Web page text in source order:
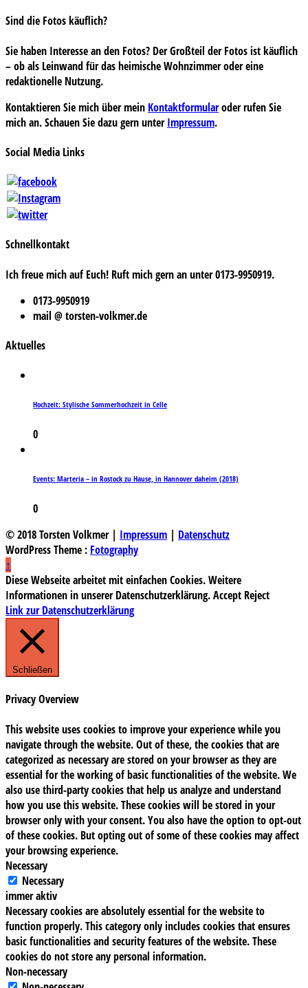
Sind die Fotos käuflich?
Sie haben Interesse an den Fotos? Der Großteil der Fotos ist käuflich
– ob als Leinwand für das heimische Wohnzimmer oder eine
redaktionelle Nutzung.
Kontaktieren Sie mich über mein Kontaktformularoder rufen Sie
mich an. Schauen Sie dazu gern unterImpressum.
Social Media Links
Schnellkontakt
Ich freue mich auf Euch! Ruft mich gern an unter 0173-9950919.
0173-9950919
mail @ torsten-volkmer.de
Aktuelles
Hochzeit: Stylische Sommerhochzeit in Celle
0
Events: Marteria – in Rostock zu Hause, in Hannover daheim (2018)
0
© 2018 Torsten Volkmer | Impressum | Datenschutz
WordPress Theme : Fotography
↑
Diese Webseite arbeitet mit einfachen Cookies. Weitere
Informationen in unserer Datenschutzerklärung.Accept Reject
Link zur Datenschutzerklärung
Schließen
Privacy Overview
This website uses cookies to improve your experience while you
navigate through the website. Out of these, the cookies that are
categorized as necessary are stored on your browser as they are
essential for the working of basic functionalities of the website. We
also use third-party cookies that help us analyze and understand
how you use this website. These cookies will be stored in your
browser only with your consent. You also have the option to opt-out
of these cookies. But opting out of some of these cookies may affect
your browsing experience.
Necessary
Necessary
immer aktiv
Necessary cookies are absolutely essential for the website to
function properly. This category only includes cookies that ensures
basic functionalities and security features of the website. These
cookies do not store any personal information.
Non-necessary